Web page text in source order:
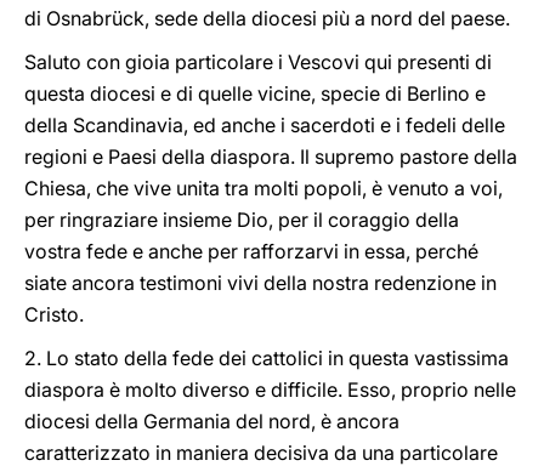
di Osnabrück, sede della diocesi più a nord del paese.
Saluto con gioia particolare i Vescovi qui presenti di
questa diocesi e di quelle vicine, specie di Berlino e
della Scandinavia, ed anche i sacerdoti e i fedeli delle
regioni e Paesi della diaspora. Il supremo pastore della
Chiesa, che vive unita tra molti popoli, è venuto a voi,
per ringraziare insieme Dio, per il coraggio della
vostra fede e anche per rafforzarvi in essa, perché
siate ancora testimoni vivi della nostra redenzione in
Cristo.
2. Lo stato della fede dei cattolici in questa vastissima
diaspora è molto diverso e difficile. Esso, proprio nelle
diocesi della Germania del nord, è ancora
caratterizzato in maniera decisiva da una particolare